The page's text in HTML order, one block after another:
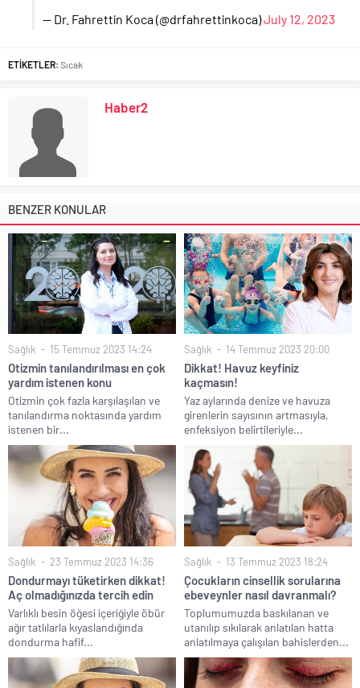
— Dr. Fahrettin Koca (@drfahrettinkoca)July 12, 2023
ETİKETLER: Sıcak
Haber2
BENZER KONULAR
Sağlık 15 Temmuz 2023 14:24
Otizmin tanılandırılması en çok
yardım istenen konu
Otizmin çok fazla karşılaşılan ve
tanılandırma noktasında yardım
istenen bir...
Sağlık 14 Temmuz 2023 20:00
Dikkat! Havuz keyfiniz
kaçmasın!
Yaz aylarında denize ve havuza
girenlerin sayısının artmasıyla,
enfeksiyon belirtileriyle...
Sağlık 23 Temmuz 2023 14:36
Dondurmayı tüketirken dikkat!
Aç olmadığınızda tercih edin
Varlıklı besin öğesi içeriğiyle öbür
ağır tatlılarla kıyaslandığında
dondurma hafif...
Sağlık 13 Temmuz 2023 18:24
Çocukların cinsellik sorularına
ebeveynler nasıl davranmalı?
Toplumumuzda baskılanan ve
utanılıp sıkılarak anlatılan hatta
anlatılmaya çalışılan bahislerden...